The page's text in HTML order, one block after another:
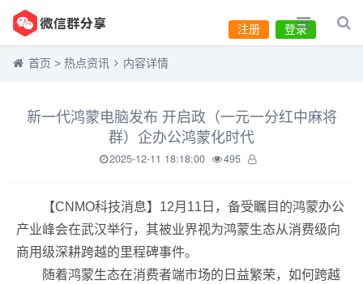
登录
注册
首页 > 热点资讯 内容详情
新一代鸿蒙电脑发布 开启政（一元一分红中麻将
群）企办公鸿蒙化时代
2025-12-11 18:18:00 495
【CNMO科技消息】12月11日，备受瞩目的鸿蒙办公
产业峰会在武汉举行，其被业界视为鸿蒙生态从消费级向
商用级深耕跨越的里程碑事件。
随着鸿蒙生态在消费者端市场的日益繁荣，如何跨越